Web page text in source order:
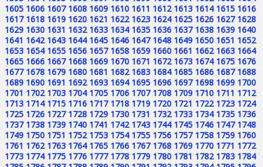
1605 1606 1607 1608 1609 1610 1611 1612 1613 1614 1615 1616
1617 1618 1619 1620 1621 1622 1623 1624 1625 1626 1627 1628
1629 1630 1631 1632 1633 1634 1635 1636 1637 1638 1639 1640
1641 1642 1643 1644 1645 1646 1647 1648 1649 1650 1651 1652
1653 1654 1655 1656 1657 1658 1659 1660 1661 1662 1663 1664
1665 1666 1667 1668 1669 1670 1671 1672 1673 1674 1675 1676
1677 1678 1679 1680 1681 1682 1683 1684 1685 1686 1687 1688
1689 1690 1691 1692 1693 1694 1695 1696 1697 1698 1699 1700
1701 1702 1703 1704 1705 1706 1707 1708 1709 1710 1711 1712
1713 1714 1715 1716 1717 1718 1719 1720 1721 1722 1723 1724
1725 1726 1727 1728 1729 1730 1731 1732 1733 1734 1735 1736
1737 1738 1739 1740 1741 1742 1743 1744 1745 1746 1747 1748
1749 1750 1751 1752 1753 1754 1755 1756 1757 1758 1759 1760
1761 1762 1763 1764 1765 1766 1767 1768 1769 1770 1771 1772
1773 1774 1775 1776 1777 1778 1779 1780 1781 1782 1783 1784